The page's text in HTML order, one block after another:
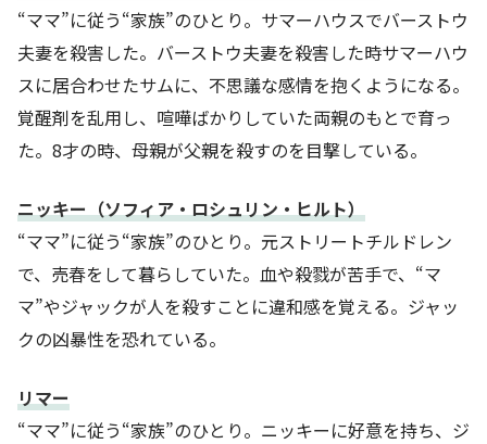
“ママ”に従う“家族”のひとり。サマーハウスでバーストウ
夫妻を殺害した。バーストウ夫妻を殺害した時サマーハウ
スに居合わせたサムに、不思議な感情を抱くようになる。
覚醒剤を乱用し、喧嘩ばかりしていた両親のもとで育っ
た。8才の時、母親が父親を殺すのを目撃している。
ニッキー（ソフィア・ロシュリン・ヒルト）
“ママ”に従う“家族”のひとり。元ストリートチルドレン
で、売春をして暮らしていた。血や殺戮が苦手で、“マ
マ”やジャックが人を殺すことに違和感を覚える。ジャッ
クの凶暴性を恐れている。
リマー
“ママ”に従う“家族”のひとり。ニッキーに好意を持ち、ジ